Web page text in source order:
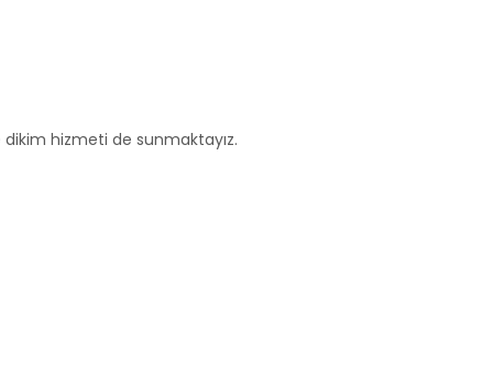
hizmeti de sunmaktayız.